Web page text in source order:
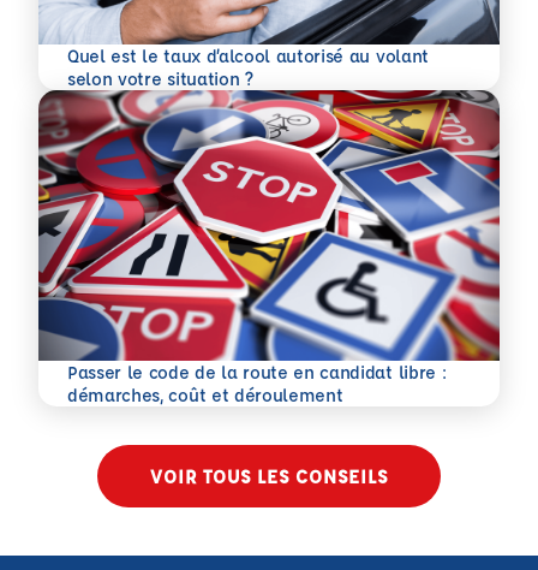
Quel est le taux d’alcool autorisé au volant
selon votre situation ?
En savoir plus
Passer le code de la route en candidat libre :
démarches, coût et déroulement
En savoir plus
VOIR TOUS LES CONSEILS